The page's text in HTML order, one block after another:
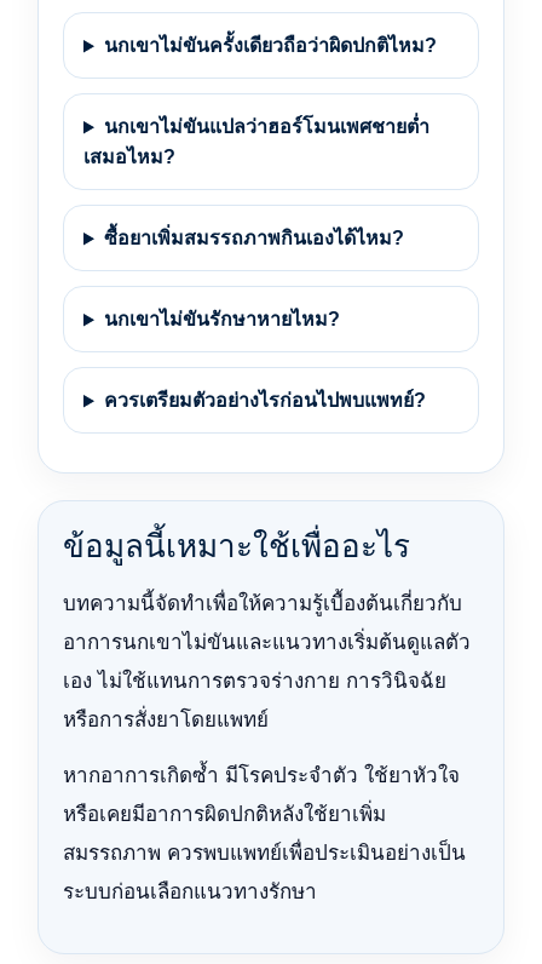
นกเขาไม่ขันครั้งเดียวถือว่าผิดปกติไหม?
นกเขาไม่ขันแปลว่าฮอร์โมนเพศชายต่ำ
เสมอไหม?
ซื้อยาเพิ่มสมรรถภาพกินเองได้ไหม?
นกเขาไม่ขันรักษาหายไหม?
ควรเตรียมตัวอย่างไรก่อนไปพบแพทย์?
ข้อมูลนี้เหมาะใช้เพื่ออะไร
บทความนี้จัดทำเพื่อให้ความรู้เบื้องต้นเกี่ยวกับ
อาการนกเขาไม่ขันและแนวทางเริ่มต้นดูแลตัว
เอง ไม่ใช้แทนการตรวจร่างกาย การวินิจฉัย
หรือการสั่งยาโดยแพทย์
หากอาการเกิดซ้ำ มีโรคประจำตัว ใช้ยาหัวใจ
หรือเคยมีอาการผิดปกติหลังใช้ยาเพิ่ม
สมรรถภาพ ควรพบแพทย์เพื่อประเมินอย่างเป็น
ระบบก่อนเลือกแนวทางรักษา